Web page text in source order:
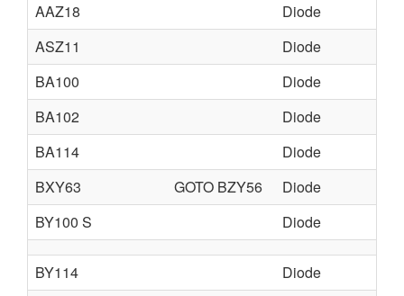
AAZ18
Diode
ASZ11
Diode
BA100
Diode
BA102
Diode
BA114
Diode
BXY63
GOTO BZY56
Diode
BY100 S
Diode
BY114
Diode